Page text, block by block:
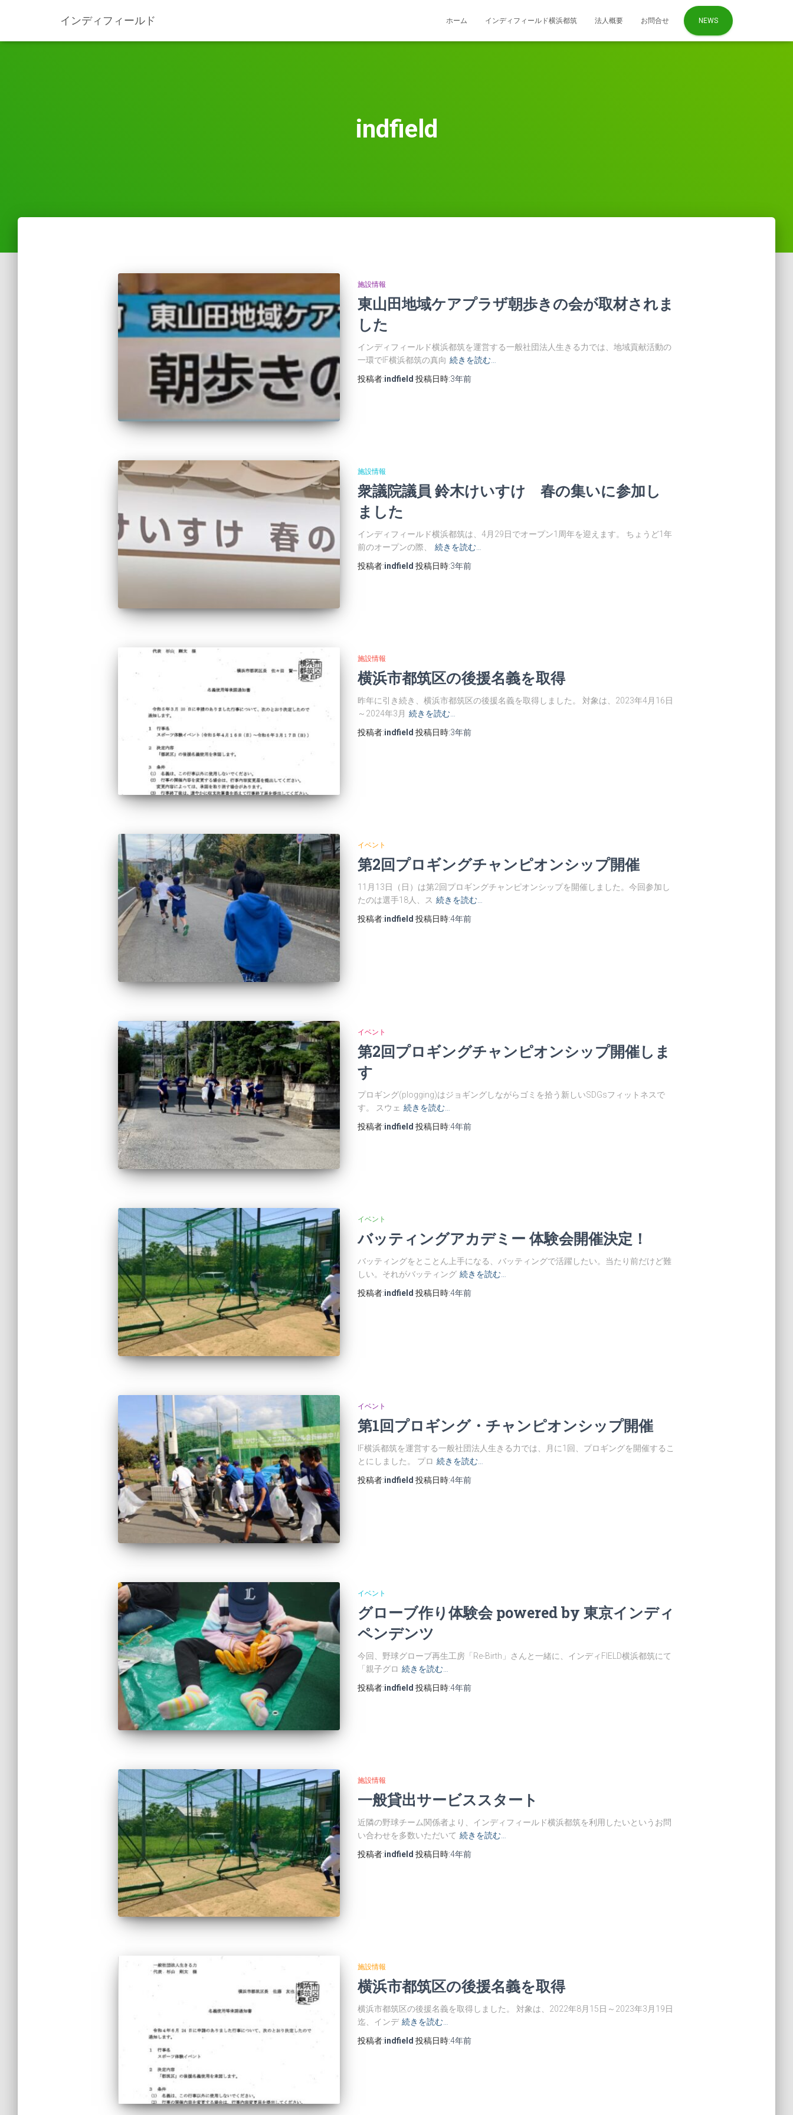
インディフィールド ホーム インディフィールド横浜都筑 法人概要 お問合せ NEWS
indfield
施設情報
東山田地域ケアプラザ朝歩きの会が取材されま
した
インディフィールド横浜都筑を運営する一般社団法人生きる力では、地域貢献活動の
一環でIF横浜都筑の真向 続きを読む…
投稿者:indfield 投稿日時:3年前
施設情報
衆議院議員 鈴木けいすけ 春の集いに参加し
ました
インディフィールド横浜都筑は、4月29日でオープン1周年を迎えます。 ちょうど1年
前のオープンの際、
続きを読む…
投稿者:indfield 投稿日時:3年前
施設情報
横浜市都筑区の後援名義を取得
昨年に引き続き、横浜市都筑区の後援名義を取得しました。 対象は、2023年4月16日
～2024年3月 続きを読む…
投稿者:indfield 投稿日時:3年前
イベント
第2回プロギングチャンピオンシップ開催
11月13日（日）は第2回プロギングチャンピオンシップを開催しました。今回参加し
たのは選手18人、ス 続きを読む…
投稿者:indfield 投稿日時:4年前
イベント
第2回プロギングチャンピオンシップ開催しま
す
プロギング(plogging)はジョギングしながらゴミを拾う新しいSDGsフィットネスで
す。 スウェ 続きを読む…
投稿者:indfield 投稿日時:4年前
イベント
バッティングアカデミー 体験会開催決定！
バッティングをとことん上手になる、バッティングで活躍したい。当たり前だけど難
しい。それがバッティング 続きを読む…
投稿者:indfield 投稿日時:4年前
イベント
第1回プロギング・チャンピオンシップ開催
IF横浜都筑を運営する一般社団法人生きる力では、月に1回、プロギングを開催するこ
とにしました。 プロ 続きを読む…
投稿者:indfield 投稿日時:4年前
イベント
グローブ作り体験会 powered by 東京インディ
ペンデンツ
今回、野球グローブ再生工房「Re-Birth」さんと一緒に、インディFIELD横浜都筑にて
「親⼦グロ 続きを読む…
投稿者:indfield 投稿日時:4年前
施設情報
一般貸出サービススタート
近隣の野球チーム関係者より、インディフィールド横浜都筑を利用したいというお問
い合わせを多数いただいて 続きを読む…
投稿者:indfield 投稿日時:4年前
施設情報
横浜市都筑区の後援名義を取得
横浜市都筑区の後援名義を取得しました。 対象は、2022年8月15日～2023年3月19日
迄、インデ 続きを読む…
投稿者:indfield 投稿日時:4年前